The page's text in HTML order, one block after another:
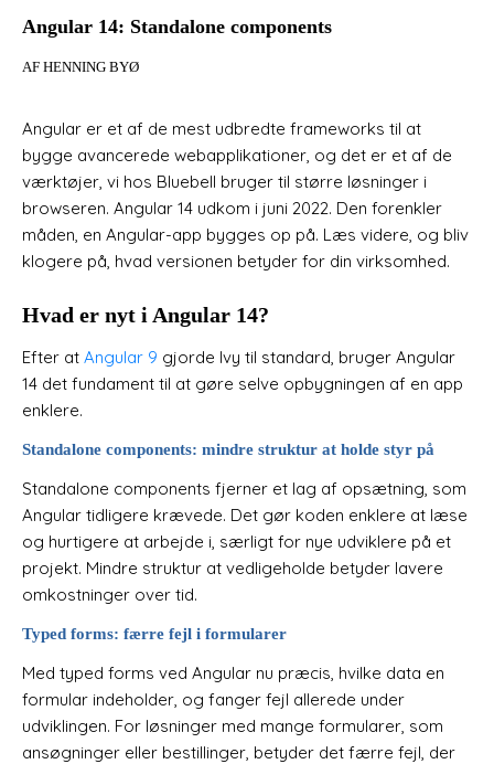
Angular 14: Standalone components
AF HENNING BYØ
Angular er et af de mest udbredte frameworks til at
bygge avancerede webapplikationer, og det er et af de
værktøjer, vi hos Bluebell bruger til større løsninger i
browseren. Angular 14 udkom i juni 2022. Den forenkler
måden, en Angular-app bygges op på. Læs videre, og bliv
klogere på, hvad versionen betyder for din virksomhed.
Hvad er nyt i Angular 14?
Efter at Angular 9 gjorde Ivy til standard, bruger Angular
14 det fundament til at gøre selve opbygningen af en app
enklere.
Standalone components: mindre struktur at holde styr på
Standalone components fjerner et lag af opsætning, som
Angular tidligere krævede. Det gør koden enklere at læse
og hurtigere at arbejde i, særligt for nye udviklere på et
projekt. Mindre struktur at vedligeholde betyder lavere
omkostninger over tid.
Typed forms: færre fejl i formularer
Med typed forms ved Angular nu præcis, hvilke data en
formular indeholder, og fanger fejl allerede under
udviklingen. For løsninger med mange formularer, som
ansøgninger eller bestillinger, betyder det færre fejl, der